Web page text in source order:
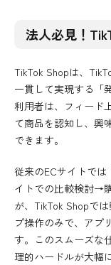
法人必見！
TikTok Shopは、
一貫して実現する「
利用者は、フィード
て商品を認知し、興
できます。
従来のECサイトで
イトでの比較検討→
が、TikTok Shopで
プ操作のみで、アプ
す。このスムーズな
理的ハードルが大幅